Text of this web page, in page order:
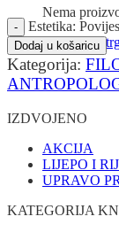
Nema
Povratak u
Estetika:
Dodaj u košaricu
Kategorija:
IZDVOJENO
AKCIJA
LIJEPO I
UPRAVO
KATEGORIJA